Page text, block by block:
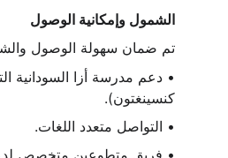
الشمول وإمكانية الوصول
تم ضمان سهولة الوصول
• دعم مدرسة أزا السودانية
كنسينغتون).
• التواصل متعدد اللغات.
• فريق متطوعين متخصص